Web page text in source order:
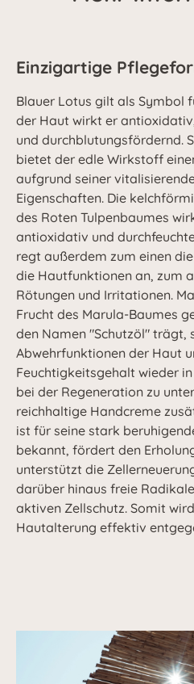
Einzigartige
Blauer Lotus gilt als Symbol
der Haut wirkt er
und durchblutungsfördernd.
bietet der edle Wirkstoff
aufgrund seiner
Eigenschaften. Die
des Roten Tulpenbaumes
antioxidativ und
regt außerdem zum einen
die Hautfunktionen an, zum
Rötungen und Irritationen.
Frucht des Marula-Baumes
den Namen "Schutzöl" trägt,
Abwehrfunktionen der Haut
Feuchtigkeitsgehalt wieder
bei der Regeneration zu
reichhaltige Handcreme
ist für seine stark
bekannt, fördert den
unterstützt die
darüber hinaus freie
aktiven Zellschutz. Somit
Hautalterung effektiv